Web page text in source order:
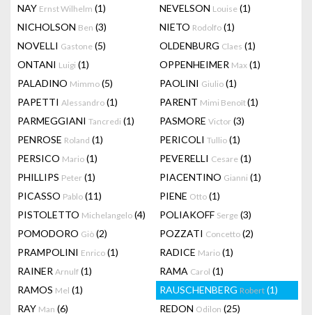
NAY Ernst Wilhelm (1) NEVELSON Louise (1)
NICHOLSON Ben (3) NIETO Rodolfo (1)
NOVELLI Gastone (5) OLDENBURG Claes (1)
ONTANI Luigi (1) OPPENHEIMER Max (1)
PALADINO Mimmo (5) PAOLINI Giulio (1)
PAPETTI Alessandro (1) PARENT Mimi Benoît(1)
PARMEGGIANI Tancredi (1) PASMORE Victor (3)
PENROSE Roland (1) PERICOLI Tullio (1)
PERSICO Mario (1) PEVERELLI Cesare (1)
PHILLIPS Peter (1) PIACENTINO Gianni (1)
PICASSO Pablo (11) PIENE Otto (1)
PISTOLETTO Michelangelo (4) POLIAKOFF Serge (3)
POMODORO Giò (2) POZZATI Concetto (2)
PRAMPOLINI Enrico (1) RADICE Mario (1)
RAINER Arnulf (1) RAMA Carol (1)
RAMOS Mel (1) RAUSCHENBERG Robert (1)
RAY Man (6) REDON Odilon (25)